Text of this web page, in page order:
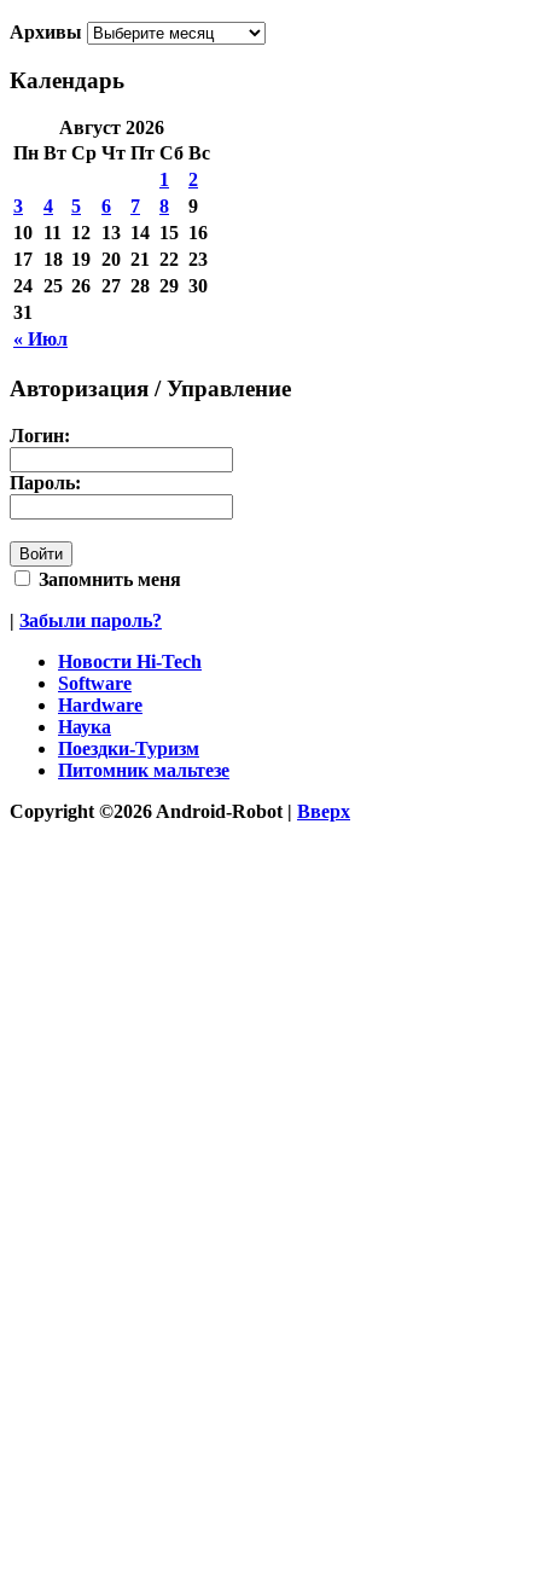
Архивы
Календарь
Август 2026
Пн Вт Ср Чт Пт Сб Вс
« Июл
1
2
3
4 5 6 7 8
9
10 11 12 13 14 15 16
17 18 19 20 21 22 23
24 25 26 27 28 29 30
31
Авторизация / Управление
Логин:
Пароль:
Запомнить меня
| Забыли пароль?
Новости Hi-Tech
Software
Hardware
Наука
Поездки-Туризм
Питомник мальтезе
Copyright ©2026 Android-Robot | Вверх